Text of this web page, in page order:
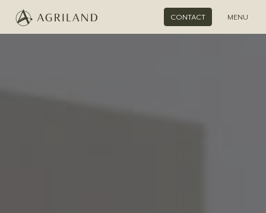
CONTACT MENU